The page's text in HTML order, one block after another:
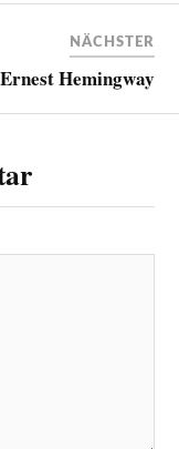
NÄCHSTER
Hemingway